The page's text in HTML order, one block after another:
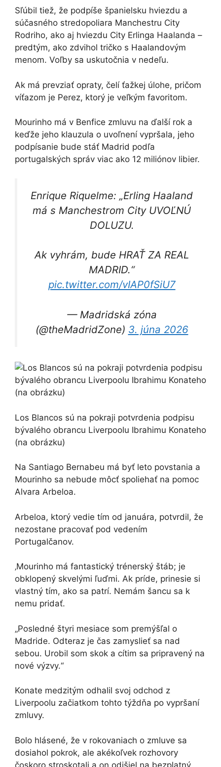
Sľúbil tiež, že podpíše španielsku hviezdu a
súčasného stredopoliara Manchestru City
Rodriho, ako aj hviezdu City Erlinga Haalanda –
predtým, ako zdvihol tričko s Haalandovým
menom. Voľby sa uskutočnia v nedeľu.
Ak má prevziať opraty, čelí ťažkej úlohe, pričom
víťazom je Perez, ktorý je veľkým favoritom.
Mourinho má v Benfice zmluvu na ďalší rok a
keďže jeho klauzula o uvoľnení vypršala, jeho
podpísanie bude stáť Madrid podľa
portugalských správ viac ako 12 miliónov libier.
Enrique Riquelme: „Erling Haaland
má s Manchestrom City UVOĽNÚ
DOLUZU.
Ak vyhrám, bude HRAŤ ZA REAL
MADRID.“
pic.twitter.com/vIAP0fSiU7
— Madridská zóna
(@theMadridZone) 3. júna 2026
Los Blancos sú na pokraji potvrdenia podpisu
bývalého obrancu Liverpoolu Ibrahimu Konateho
(na obrázku)
Na Santiago Bernabeu má byť leto povstania a
Mourinho sa nebude môcť spoliehať na pomoc
Alvara Arbeloa.
Arbeloa, ktorý vedie tím od januára, potvrdil, že
nezostane pracovať pod vedením
Portugalčanov.
‚Mourinho má fantastický trénerský štáb; je
obklopený skvelými ľuďmi. Ak príde, prinesie si
vlastný tím, ako sa patrí. Nemám šancu sa k
nemu pridať.
„Posledné štyri mesiace som premýšľal o
Madride. Odteraz je čas zamyslieť sa nad
sebou. Urobil som skok a cítim sa pripravený na
nové výzvy.“
Konate medzitým odhalil svoj odchod z
Liverpoolu začiatkom tohto týždňa po vypršaní
zmluvy.
Bolo hlásené, že v rokovaniach o zmluve sa
dosiahol pokrok, ale akékoľvek rozhovory
čoskoro stroskotali a on odišiel na bezplatný